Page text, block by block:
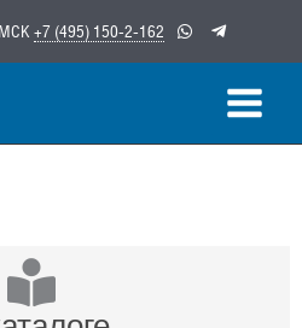
МСК +7 (495) 150-2-162